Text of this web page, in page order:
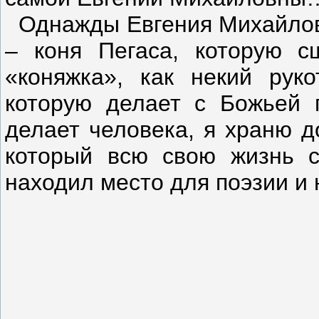
Однажды Евгения
– коня Пегаса, которую
«коняжка», как некий
которую делает с
делает человека, я храню
который всю свою жизнь
находил место для поэзии